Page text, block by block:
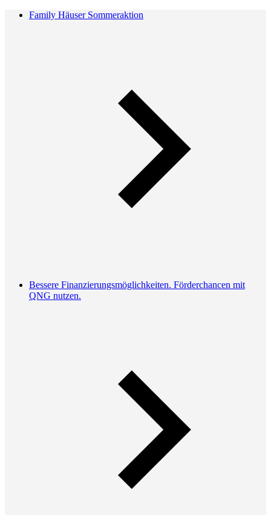
Family Häuser Sommeraktion
Bessere Finanzierungsmöglichkeiten. Förderchancen mit
QNG nutzen.